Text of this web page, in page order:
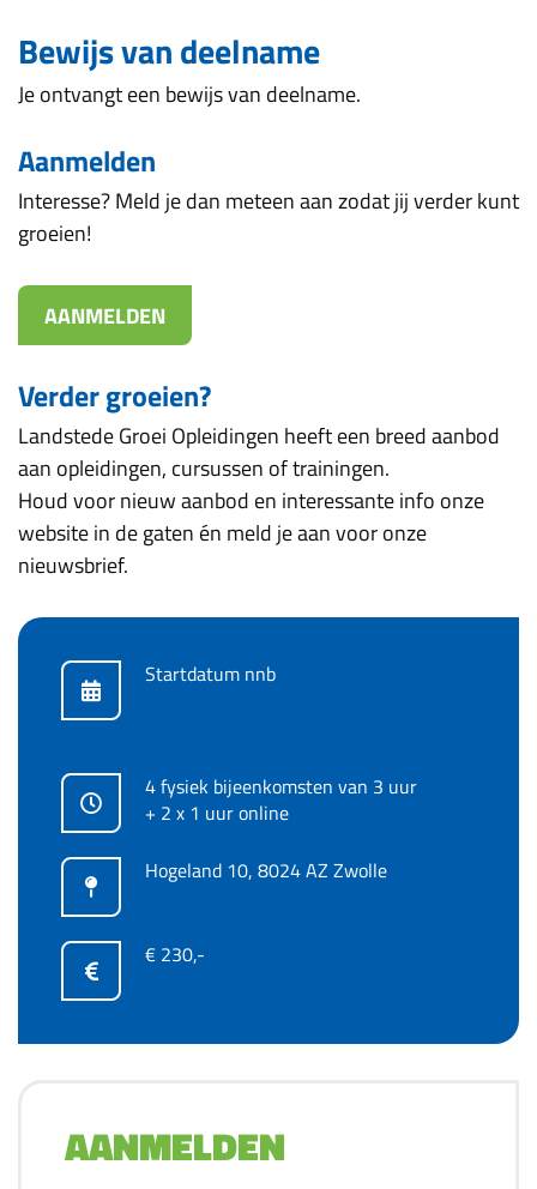
Bewijs van deelname
Je ontvangt een bewijs van deelname.
Aanmelden
Interesse? Meld je dan meteen aan zodat jij verder kunt
groeien!
AANMELDEN
Verder groeien?
Landstede Groei Opleidingen heeft een breed aanbod
aan opleidingen, cursussen of trainingen.
Houd voor nieuw aanbod en interessante info onze
website in de gaten én meld je aan voor onze
nieuwsbrief.
Startdatum nnb
4 fysiek bijeenkomsten van 3 uur
+ 2 x 1 uur online
Hogeland 10, 8024 AZ Zwolle
€ 230,-
AANMELDEN